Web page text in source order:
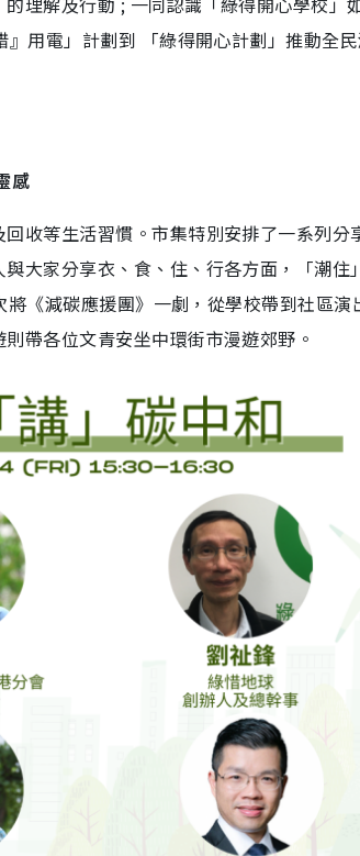
用電」計劃到 「綠得開心計劃」推動全
感
收等生活習慣。市集特別安排了一系列
大家分享衣、食、住、行各方面，「潮
《減碳應援團》一劇，從學校帶到社區
則帶各位文青安坐中環街市漫遊郊野。